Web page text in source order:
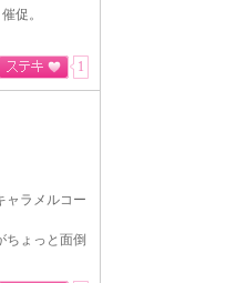
促。
1
ャラメルコー
ちょっと面倒